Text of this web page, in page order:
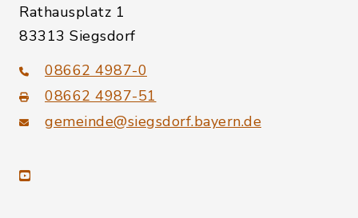
Rathausplatz 1
83313 Siegsdorf
08662 4987-0
08662 4987-51
gemeinde@siegsdorf.bayern.de
youtube